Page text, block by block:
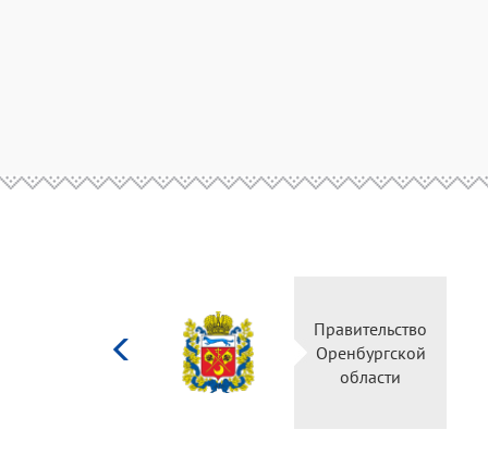
Министерство
культуры
Российской